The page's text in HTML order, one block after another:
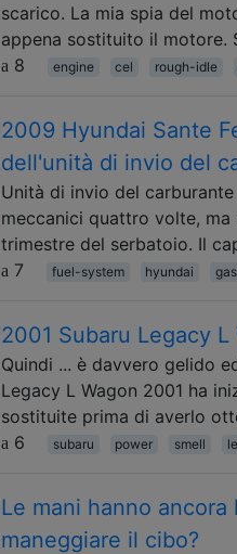
scarico. La mia spia del
appena sostituito il motore.
8
engine cel rough-idle
2009 Hyundai Sante
dell'unità di invio del
Unità di invio del
meccanici quattro volte,
trimestre del serbatoio. Il
7
fuel-system hyundai
2001 Subaru Legacy
Quindi ... è davvero gelido
Legacy L Wagon 2001 ha
sostituite prima di averlo
6
subaru power smell
Le mani hanno
maneggiare il cibo?